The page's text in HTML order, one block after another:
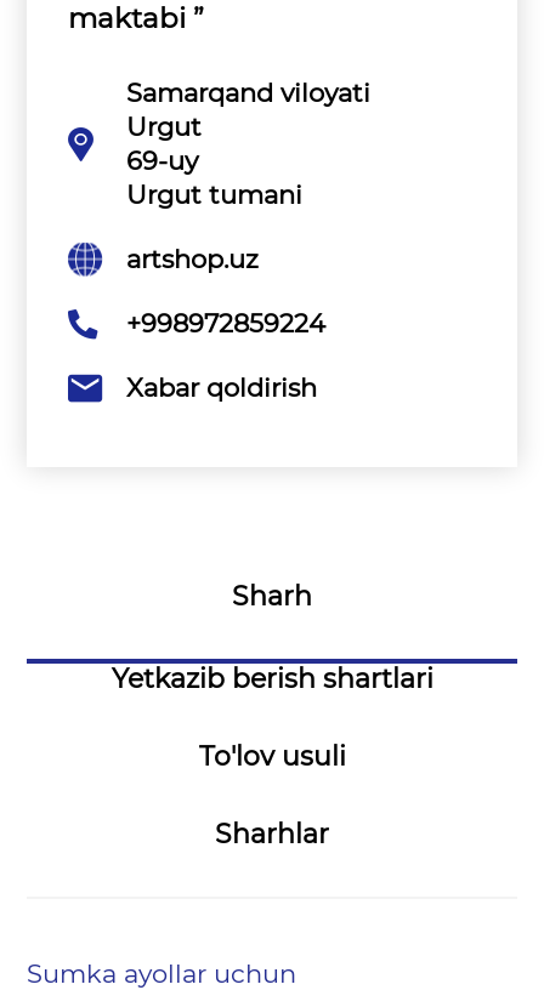
maktabi ”
Samarqand viloyati
Urgut
69-uy
Urgut tumani
artshop.uz
+998972859224
Xabar qoldirish
Sharh
Yetkazib berish shartlari
To'lov usuli
Sharhlar
Sumka ayollar uchun